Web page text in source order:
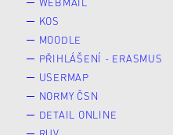
WEBMAIL
KOS
MOODLE
PŘIHLÁŠENÍ - ERASMUS
USERMAP
NORMY ČSN
DETAIL ONLINE